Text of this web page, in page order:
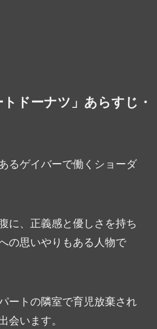
ドーナツ」あらすじ・
るゲイバーで働くショーダ
に、正義感と優しさを持ち
の思いやりもある人物で
ートの隣室で育児放棄され
会います。